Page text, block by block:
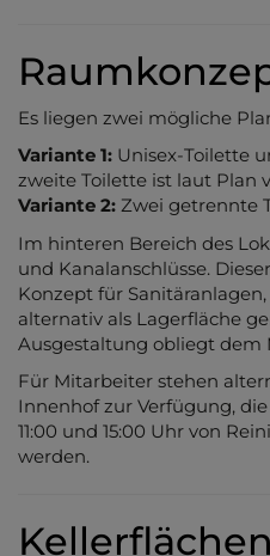
Es liegen zwei mögliche
Variante 1: Unisex-Toilette
zweite Toilette ist laut Plan
Variante 2: Zwei getrennte
Im hinteren Bereich des
und Kanalanschlüsse.
Konzept für
alternativ als Lagerfläche
Ausgestaltung obliegt dem
Für Mitarbeiter stehen
Innenhof zur Verfügung,
11:00 und 15:00 Uhr von
werden.
Kellerflächen